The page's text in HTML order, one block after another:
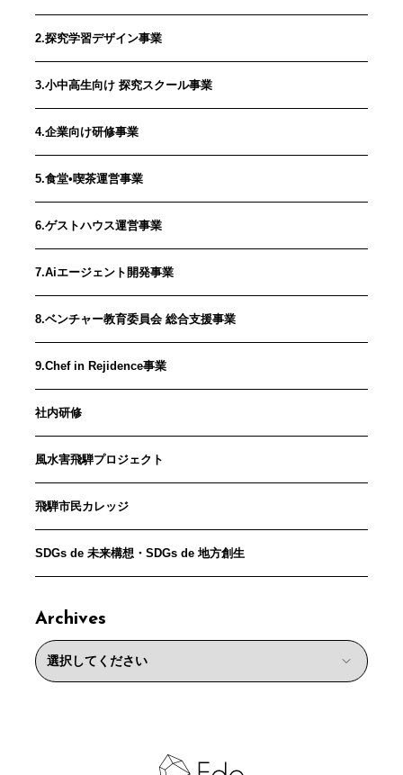
2.探究学習デザイン事業
3.小中高生向け 探究スクール事業
4.企業向け研修事業
5.食堂•喫茶運営事業
6.ゲストハウス運営事業
7.Aiエージェント開発事業
8.ベンチャー教育委員会 総合支援事業
9.Chef in Rejidence事業
社内研修
風水害飛騨プロジェクト
飛騨市民カレッジ
SDGs de 未来構想・SDGs de 地方創生
Archives